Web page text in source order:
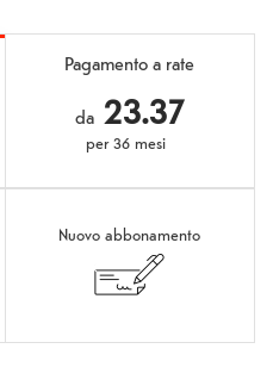
Pagamento a rate
da 23.37
per36 mesi
Nuovo abbonamento